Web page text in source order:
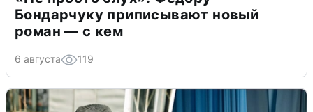
Бондарчуку приписывают новый
роман — с кем
6 августа 119